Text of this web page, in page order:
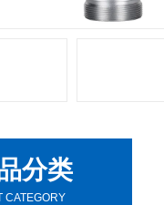
分类
CATEGORY